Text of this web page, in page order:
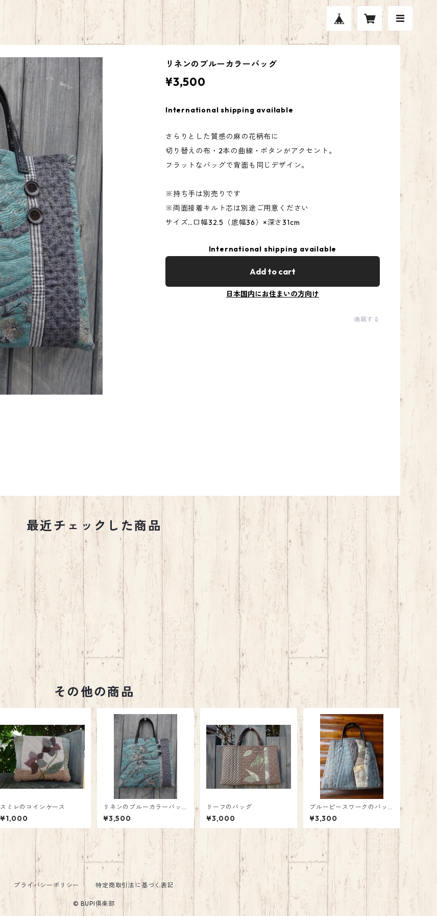
リネンのブルーカラーバッグ
¥3,500
International shipping available
さらりとした質感の麻の花柄布に
切り替えの布・2本の曲線・ボタンがアクセント。
フラットなバッグで背面も同じデザイン。
※持ち手は別売りです
※両面接着キルト芯は別途ご用意ください
サイズ…口幅32.5（底幅36）×深さ31cm
International shipping available
Add to cart
日本国内にお住まいの方向け
通報する
最近チェックした商品
その他の商品
スミレのコインケース
¥1,000
リネンのブルーカラーバッ
グ
¥3,500
リーフのバッグ
¥3,000
ブルーピースワークのバッ
グ
¥3,300
プライバシーポリシー 特定商取引法に基づく表記
© BUPI倶楽部